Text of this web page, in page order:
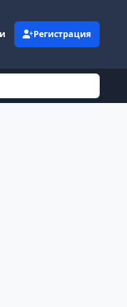
Регистрация